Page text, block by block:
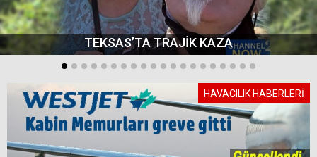
TEKSAS’TA TRAJİK KAZA
HAVACILIK HABERLERİ